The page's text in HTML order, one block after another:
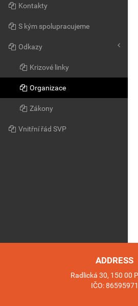
Kontakty
S kým spolupracujeme
Odkazy
Krizové linky
Organizace
Zákony
Vnitřní řád SVP
ADDRESS
Radlická 30, 150 00
IČO: 86595971